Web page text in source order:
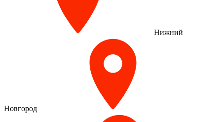
Нижний
Новгород